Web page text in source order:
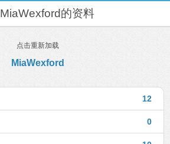
MiaWexford的资料
点击重新加载
MiaWexford
12
0